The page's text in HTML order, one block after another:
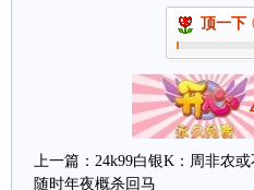
顶一下
上一篇： 24k99白银K：周非农
随时年夜概杀回马